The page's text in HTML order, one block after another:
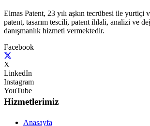
Elmas Patent, 23 yılı aşkın tecrübesi ile yurtiçi
patent, tasarım tescili, patent ihlali, analizi ve
danışmanlık hizmeti vermektedir.
Facebook
X
LinkedIn
Instagram
YouTube
Hizmetlerimiz
Anasayfa